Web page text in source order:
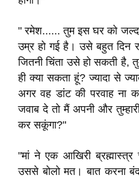
" रमेश...... तुम इस घर को जल्द
उम्र हो गई है। उसे बहुत दिन
जितनी चिंता उसे हो सकती है,
ही क्या सकता हूं? ज्यादा से
अगर वह डांट की परवाह ना
जवाब दे तो मैं अपनी और
कर सकूंगा?"
"मां ने एक आखिरी ब्रह्मास्त्र
उससे बोलो मत। बात करना